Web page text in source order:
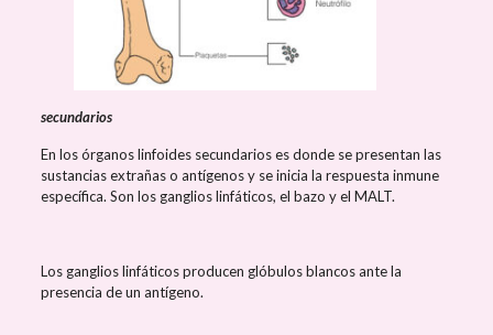
secundarios
En los órganos linfoides secundarios es donde se presentan las
sustancias extrañas o antígenos y se inicia la respuesta inmune
específica. Son los ganglios linfáticos, el bazo y el MALT.
Los ganglios linfáticos producen glóbulos blancos ante la
presencia de un antígeno.